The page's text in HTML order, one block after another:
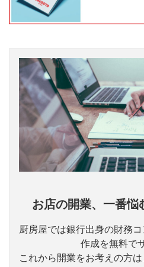
お店の開業、一番悩
厨房屋では銀行出身の財務
作成を無料で
これから開業をお考えの方は